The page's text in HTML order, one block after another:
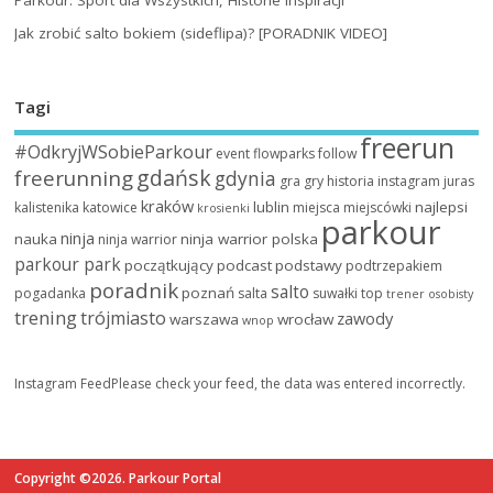
Jak zrobić salto bokiem (sideflipa)? [PORADNIK VIDEO]
Tagi
#OdkryjWSobieParkour event flowparks followfreerun
freerunninggdańskgdynia gra gry historia instagram juras
kalistenika katowice kraków krosienki lublin miejsca miejscówki najlepsi
nauka ninja ninja warrior ninja warrior polska parkour
parkour parkpoczątkującypodcastpodstawy podtrzepakiem
pogadanka poradnikpoznań salta salto suwałki top trener osobisty
treningtrójmiasto warszawa wnop wrocławzawody
Instagram FeedPlease check your feed, the data was entered incorrectly.
Copyright ©2026. Parkour Portal